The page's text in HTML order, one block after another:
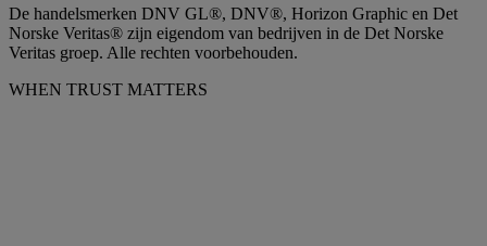
De handelsmerken DNV GL®, DNV®, Horizon Graphic en Det
Norske Veritas® zijn eigendom van bedrijven in de Det Norske
Veritas groep. Alle rechten voorbehouden.
WHEN TRUST MATTERS